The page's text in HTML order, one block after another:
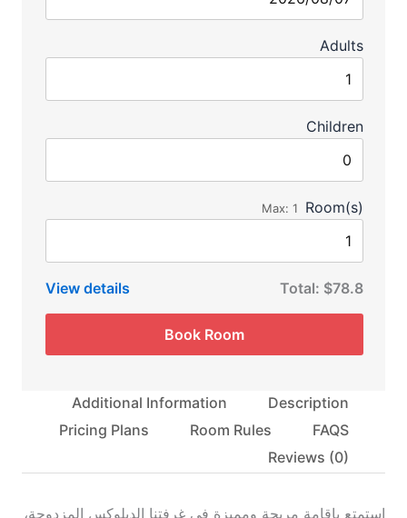
Description
Additional Information
FAQS
Room Rules
Pricing Plans
Reviews (0)
استمتع بإقامة مريحة ومميزة في غرفتنا الديلوكس المزدوجة،
Adults
Children
Room(s)
Max:1
Total: $78.8
View details
Book Room